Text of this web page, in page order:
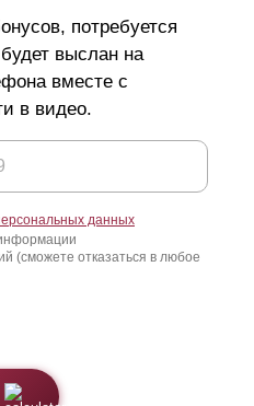
потребуется
выслан на
вместе с
в видео.
данных
(сможете отказаться в любое